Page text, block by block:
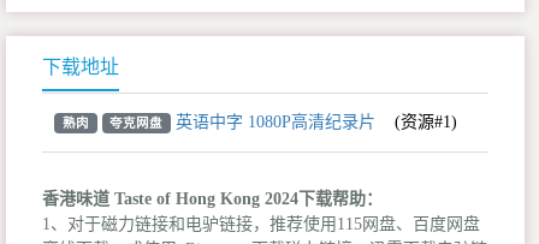
下载地址
熟肉 夸克网盘 英语中字 1080P高清纪录片 (资源#1)
香港味道 Taste of Hong Kong 2024下载帮助：
1、对于磁力链接和电驴链接，推荐使用115网盘、百度网盘